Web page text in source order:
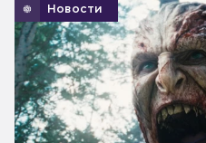
Новости